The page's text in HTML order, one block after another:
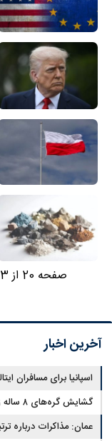
صفحه 20 از 23
آخرین اخبار
اسپانیا برای مسافران
گشایش گره‌های ۸ ساله زیرساختی پردیس با شتابدهی توسعه
عمان: مذاکرات درباره